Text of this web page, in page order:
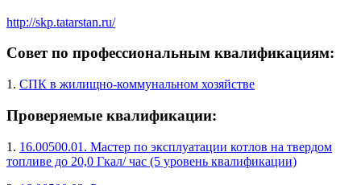
http://skp.tatarstan.ru/
Совет по профессиональным квалификациям:
1. СПК в жилищно-коммунальном хозяйстве
Проверяемые квалификации:
1. 16.00500.01. Мастер по эксплуатации котлов на твердом
топливе до 20,0 Гкал/ час (5 уровень квалификации)